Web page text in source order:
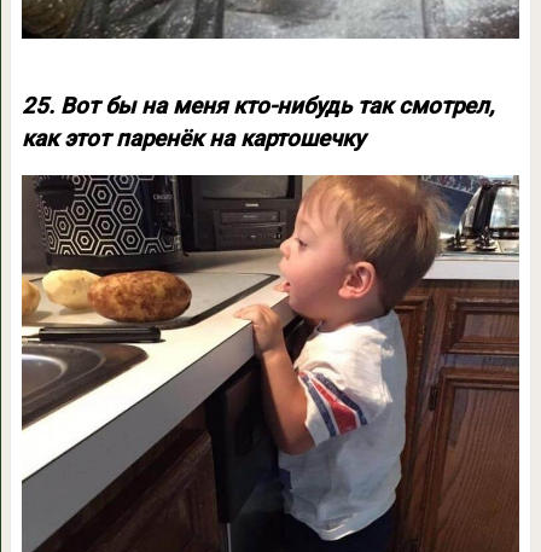
25. Вот бы на меня кто-нибудь так смотрел,
как этот паренёк на картошечку